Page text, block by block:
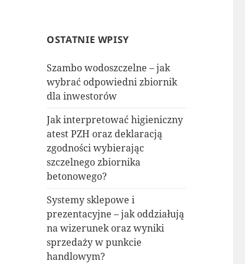
OSTATNIE WPISY
Szambo wodoszczelne – jak
wybrać odpowiedni zbiornik
dla inwestorów
Jak interpretować higieniczny
atest PZH oraz deklaracją
zgodności wybierając
szczelnego zbiornika
betonowego?
Systemy sklepowe i
prezentacyjne – jak oddziałują
na wizerunek oraz wyniki
sprzedaży w punkcie
handlowym?